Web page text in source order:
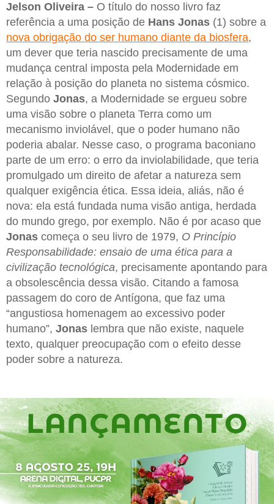
Jelson Oliveira – O título do nosso livro faz
referência a uma posição de Hans Jonas (1) sobre a
nova obrigação do ser humano diante da biosfera,
um dever que teria nascido precisamente de uma
mudança central imposta pela Modernidade em
relação à posição do planeta no sistema cósmico.
Segundo Jonas, a Modernidade se ergueu sobre
uma visão sobre o planeta Terra como um
mecanismo inviolável, que o poder humano não
poderia abalar. Nesse caso, o programa baconiano
parte de um erro: o erro da inviolabilidade, que teria
promulgado um direito de afetar a natureza sem
qualquer exigência ética. Essa ideia, aliás, não é
nova: ela está fundada numa visão antiga, herdada
do mundo grego, por exemplo. Não é por acaso que
Jonas começa o seu livro de 1979, O Princípio
Responsabilidade: ensaio de uma ética para a
civilização tecnológica, precisamente apontando para
a obsolescência dessa visão. Citando a famosa
passagem do coro de Antígona, que faz uma
“angustiosa homenagem ao excessivo poder
humano”, Jonas lembra que não existe, naquele
texto, qualquer preocupação com o efeito desse
poder sobre a natureza.